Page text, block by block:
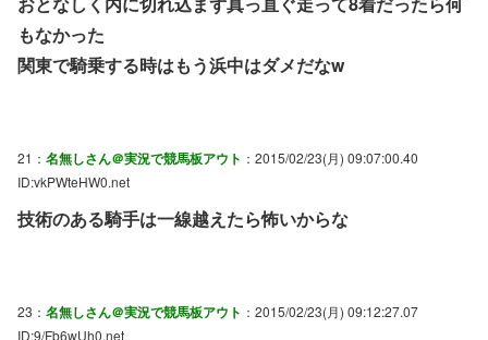
もなかった
関東で騎乗する時はもう浜中はダメだなw
21： 名無しさん＠実況で競馬板アウト ：2015/02/23(月) 09:07:00.40
ID:vkPWteHW0.net
技術のある騎手は一線越えたら怖いからな
23： 名無しさん＠実況で競馬板アウト ：2015/02/23(月) 09:12:27.07
ID:9/Fb6wUh0.net